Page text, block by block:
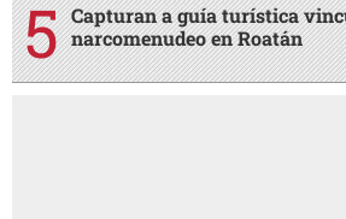
Capturan a guía turística
narcomenudeo en Roatán